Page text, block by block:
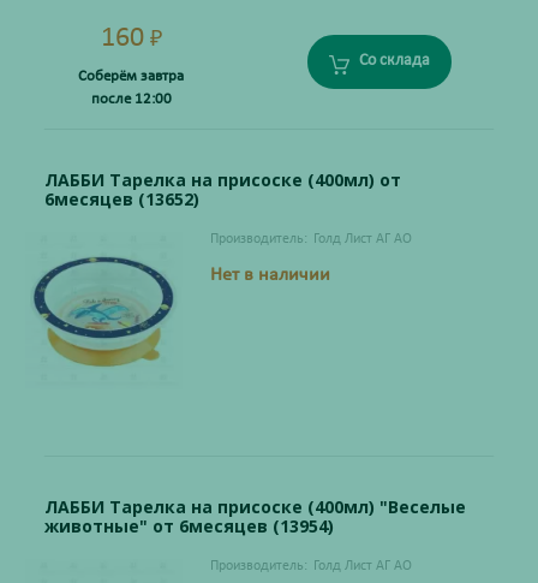
160 ₽
Соберём завтра
после 12:00
Со склада
ЛАББИ Тарелка на присоске (400мл) от
6месяцев (13652)
Производитель: Голд Лист АГ АО
Нет в наличии
ЛАББИ Тарелка на присоске (400мл) "Веселые
животные" от 6месяцев (13954)
Производитель: Голд Лист АГ АО